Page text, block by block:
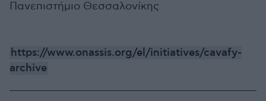
Πανεπιστήμιο Θεσσαλονίκης
https://www.onassis.org/el/initiatives/cavafy-
archive